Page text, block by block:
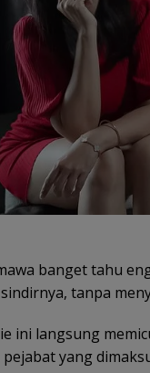
banget tahu
tanpa
ini langsung
yang